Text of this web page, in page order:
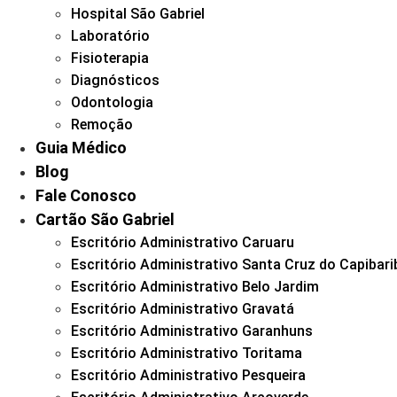
Hospital São Gabriel
Laboratório
Fisioterapia
Diagnósticos
Odontologia
Remoção
Guia Médico
Blog
Fale Conosco
Cartão São Gabriel
Escritório Administrativo Caruaru
Escritório Administrativo Santa Cruz do
Escritório Administrativo Belo Jardim
Escritório Administrativo Gravatá
Escritório Administrativo Garanhuns
Escritório Administrativo Toritama
Escritório Administrativo Pesqueira